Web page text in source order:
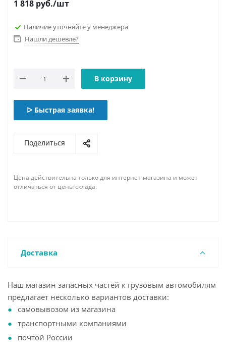
1 818 руб./шт
Наличие уточняйте у менеджера
Нашли дешевле?
В корзину
ᐅ Быстрая заявка!
Поделиться
Цена действительна только для интернет-магазина и может
отличаться от цены склада.
Доставка
Наш магазин запасных частей к грузовым автомобилям
предлагает несколько вариантов доставки:
самовывозом из магазина
транспортными компаниями
почтой России